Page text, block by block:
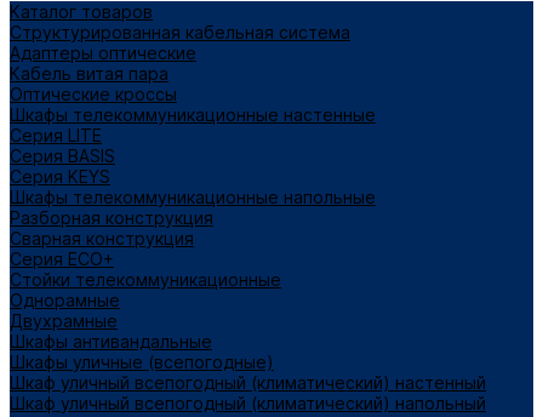
Каталог товаров
Структурированная кабельная система
Адаптеры оптические
Кабель витая пара
Оптические кроссы
Шкафы телекоммуникационные настенные
Cерия LITE
Cерия BASIS
Cерия KEYS
Шкафы телекоммуникационные напольные
Разборная конструкция
Сварная конструкция
Серия ECO+
Стойки телекоммуникационные
Однорамные
Двухрамные
Шкафы антивандальные
Шкафы уличные (всепогодные)
Шкаф уличный всепогодный (климатический) настенный
Шкаф уличный всепогодный (климатический) напольный